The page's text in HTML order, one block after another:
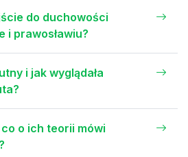
do duchowości
i prawosławiu?
i jak wyglądała
co o ich teorii mówi